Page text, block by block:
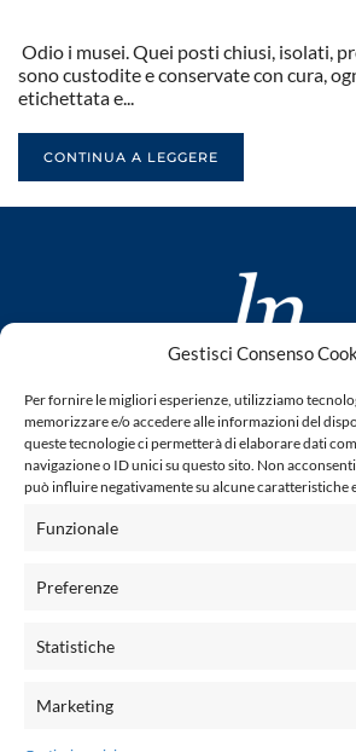
Gestisci Consenso
Per fornire le migliori esperienze, utilizziamo
memorizzare e/o accedere alle informazioni del
queste tecnologie ci permetterà di elaborare dati
navigazione o ID unici su questo sito. Non
può influire negativamente su alcune caratteristiche
Funzionale
Preferenze
Statistiche
Marketing
Odio i musei. Quei posti chiusi, isolati,
sono custodite e conservate con cura,
etichettata e...
CONTINUA A LEGGERE
fondato da Romano
Questo blog non rappresenta una
quanto viene aggiornato senza alcuna
legge n° 62 del 7.03.2001. L'autore non
email: